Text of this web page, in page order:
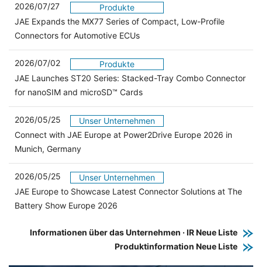
2026/07/27
Produkte
JAE Expands the MX77 Series of Compact, Low-Profile
Connectors for Automotive ECUs
2026/07/02
Produkte
JAE Launches ST20 Series: Stacked-Tray Combo Connector
for nanoSIM and microSD™ Cards
2026/05/25
Unser Unternehmen
Connect with JAE Europe at Power2Drive Europe 2026 in
Munich, Germany
2026/05/25
Unser Unternehmen
JAE Europe to Showcase Latest Connector Solutions at The
Battery Show Europe 2026
Informationen über das Unternehmen · IR Neue Liste
Produktinformation Neue Liste